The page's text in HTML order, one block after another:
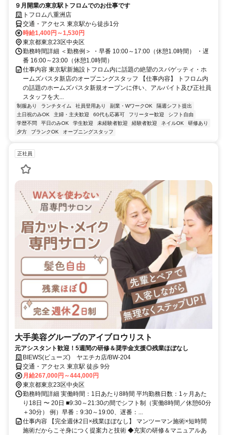
９月開業の東京駅トフロムでのお仕事です
トフロム八重洲店
交通・アクセス 東京駅から徒歩1分
時給1,400円～1,530円
東京都東京23区中央区
勤務時間詳細 ＜勤務例＞ ・早番 10:00～17:00（休憩1.0時間） ・遅
番 16:00～23:00（休憩1.0時間）
仕事内容 東京駅新施設トフロム内に話題の絶望のスパゲッティ・ホ
ームズパスタ新店のオープニングスタッフ 【仕事内容】 トフロム内
の話題のホームズパスタ新規オープンに伴い、アルバイト及び正社員
スタッフを大...
制服あり ランチタイム 社員登用あり 副業・WワークOK
隔週シフト提出
土日祝のみOK
主婦・主夫歓迎 60代も応募可 フリーター歓迎
シフト自由
学歴不問
平日のみOK 学生歓迎 未経験者歓迎 経験者歓迎 ネイルOK
研修あり
夕方
ブランクOK オープニングスタッフ
正社員
大手美容グループのアイブロウリスト
元アシスタント歓迎！5週間の研修＆奨学金支援◎残業ほぼなし
BIEWS(ビューズ) ヤエチカ店/BW-204
交通・アクセス 東京駅 徒歩 9分
月給267,000円～444,000円
東京都東京23区中央区
勤務時間詳細 実働時間：1日あたり8時間 平均勤務日数：1ヶ月あた
り18日 〜 20日 ■9:30～21:30の間でシフト制（実働8時間／休憩60分
＋30分） 例）早番：9:30～19:00、遅番：...
仕事内容 【完全週休2日×残業ほぼなし】 マンツーマン施術×短時間
施術だからこそ身につく提案力と技術 ◆充実の研修＆マニュアルあ